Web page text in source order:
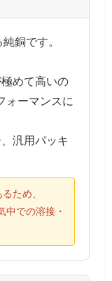
銅です。
めて高いの
ォーマンスに
汎用パッキ
ため、
での溶接・